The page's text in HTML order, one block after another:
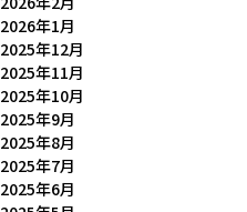
2026年1月
2025年12月
2025年11月
2025年10月
2025年9月
2025年8月
2025年7月
2025年6月